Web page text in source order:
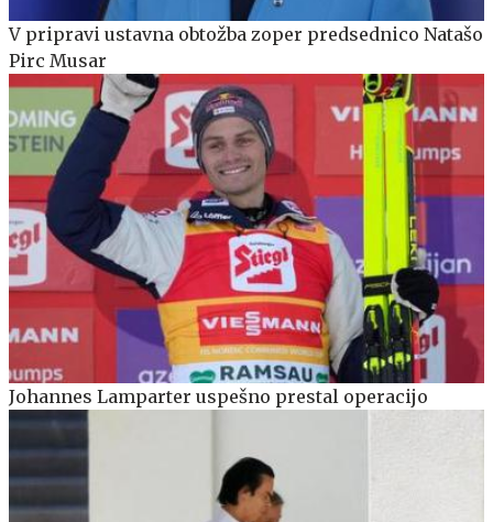
V pripravi ustavna obtožba zoper predsednico Natašo
Pirc Musar
Johannes Lamparter uspešno prestal operacijo